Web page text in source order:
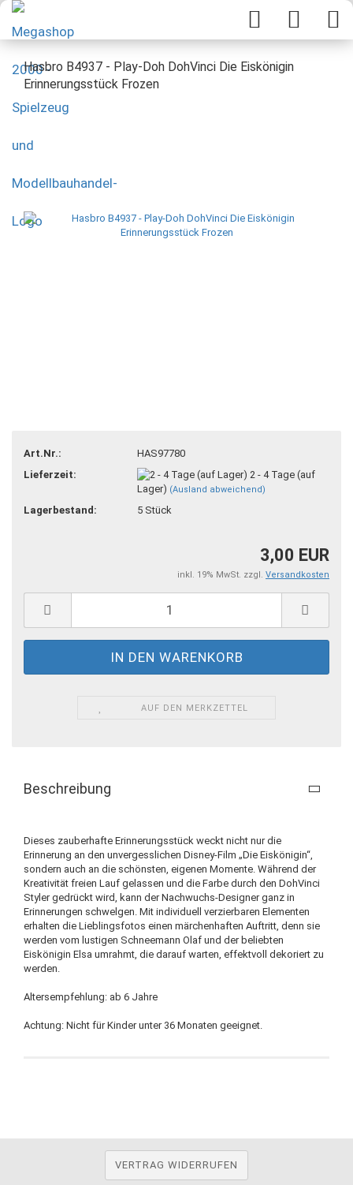
Hasbro B4937 - Play-Doh DohVinci Die Eiskönigin
Erinnerungsstück Frozen
Art.Nr.:
HAS97780
Lieferzeit:
2 - 4 Tage (auf
Lager) (Ausland abweichend)
Lagerbestand: 5 Stück
3,00 EUR
inkl. 19% MwSt. zzgl. Versandkosten
AUF DEN MERKZETTEL
Beschreibung
Dieses zauberhafte Erinnerungsstück weckt nicht nur die
Erinnerung an den unvergesslichen Disney-Film „Die Eiskönigin“,
sondern auch an die schönsten, eigenen Momente. Während der
Kreativität freien Lauf gelassen und die Farbe durch den DohVinci
Styler gedrückt wird, kann der Nachwuchs-Designer ganz in
Erinnerungen schwelgen. Mit individuell verzierbaren Elementen
erhalten die Lieblingsfotos einen märchenhaften Auftritt, denn sie
werden vom lustigen Schneemann Olaf und der beliebten
Eiskönigin Elsa umrahmt, die darauf warten, effektvoll dekoriert zu
werden.
Altersempfehlung: ab 6 Jahre
Achtung: Nicht für Kinder unter 36 Monaten geeignet.
VERTRAG WIDERRUFEN